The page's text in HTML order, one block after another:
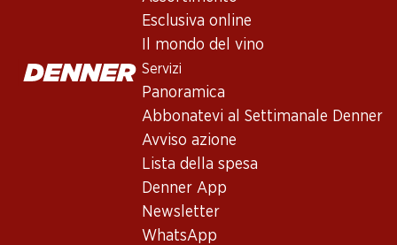
Esclusiva online
Il mondo del vino
Servizi
Panoramica
Abbonatevi al Settimanale Denner
Avviso azione
Lista della spesa
Denner App
Newsletter
WhatsApp